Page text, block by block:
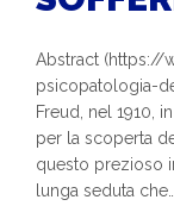
Abstract (https://
psicopatologia-
Freud, nel 1910,
per la scoperta
questo prezioso
lunga seduta che…